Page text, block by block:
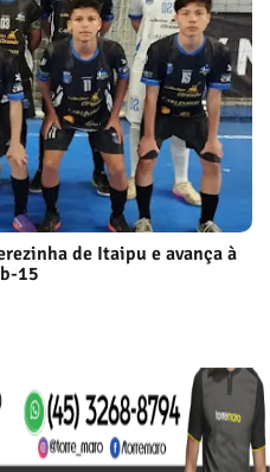
de Itaipu e avança à
15